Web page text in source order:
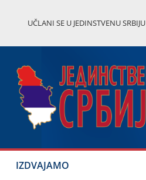
UČLANI SE U JEDINSTVENU SRBIJU
IZDVAJAMO